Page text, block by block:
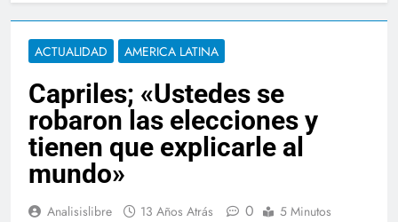
ACTUALIDAD AMERICA LATINA
Capriles; «Ustedes se
robaron las elecciones y
tienen que explicarle al
mundo»
Analisislibre 13 Años Atrás 0 5 Minutos